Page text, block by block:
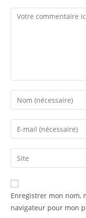
Enregistrer mon nom,
navigateur pour mon